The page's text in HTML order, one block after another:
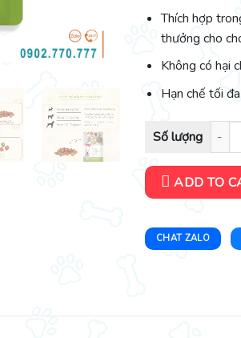
Thích hợp
thưởng cho
Không có hại
Hạn chế tối
Bowwow Viên
ADD TO
CHAT ZALO